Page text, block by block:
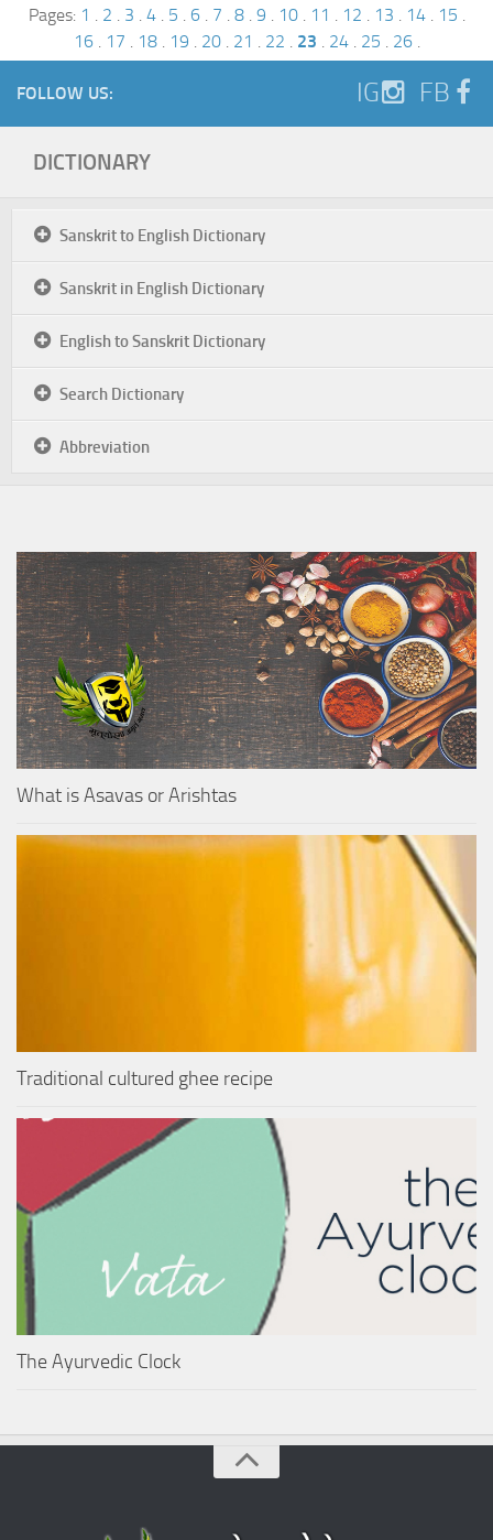
Pages: 1 . 2 . 3 . 4. 5 . 6. 7 . 8. 9 . 10. 11 . 12 . 13 . 14. 15 .
16. 17 . 18. 19 . 20. 21 . 22 . 23 . 24. 25 . 26.
FOLLOW US: IG FB
DICTIONARY
Sanskrit to English Dictionary
Sanskrit in English Dictionary
English to Sanskrit Dictionary
Search Dictionary
Abbreviation
What is Asavas or Arishtas
Traditional cultured ghee recipe
The Ayurvedic Clock